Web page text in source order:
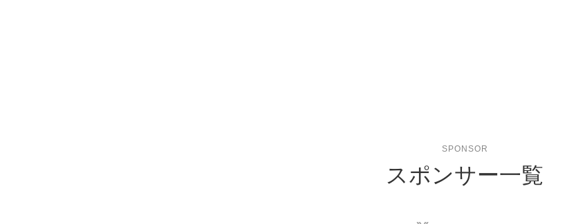
SPONSOR
スポンサー一覧